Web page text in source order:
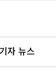
자 뉴스